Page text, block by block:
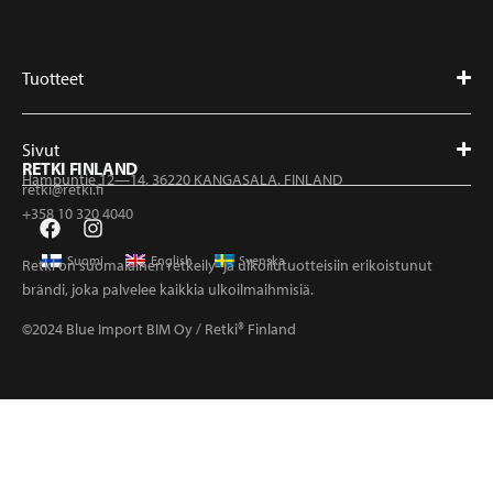
Tuotteet
Sivut
RETKI FINLAND
Hampuntie 12—14, 36220 KANGASALA, FINLAND
retki@retki.fi
+358 10 320 4040
Suomi English Svenska
Retki on suomalainen retkeily- ja ulkoilutuotteisiin erikoistunut
brändi, joka palvelee kaikkia ulkoilmaihmisiä.
©2024 Blue Import BIM Oy / Retki® Finland